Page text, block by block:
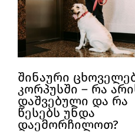
შინაური
კორპუსში – რა
დაშვებული და რა
წესებს უნდა
დაემორჩილოთ?